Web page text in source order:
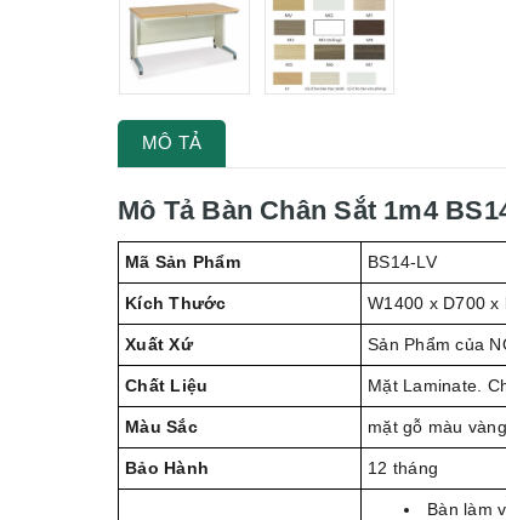
MÔ TẢ
Mô Tả Bàn Chân Sắt 1m4
Mã Sản Phẩm BS14-LV
Kích Thước W1400 x D700 x
Xuất Xứ Sản Phẩm của
Chất Liệu Mặt Laminate.
Màu Sắc mặt gỗ màu vàng
Bảo Hành 12 tháng
Bàn làm